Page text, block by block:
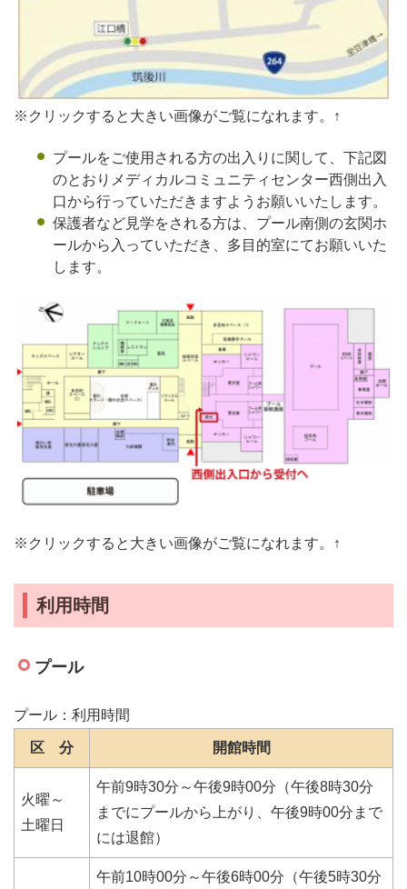
※クリックすると大きい画像がご覧になれます。↑
プールをご使用される方の出入りに関して、下記図
のとおりメディカルコミュニティセンター西側出入
口から行っていただきますようお願いいたします。
保護者など見学をされる方は、プール南側の玄関ホ
ールから入っていただき、多目的室にてお願いいた
します。
※クリックすると大きい画像がご覧になれます。↑
利用時間
プール
プール：利用時間
区 分 開館時間
火曜～
土曜日
午前9時30分～午後9時00分（午後8時30分
までにプールから上がり、午後9時00分まで
には退館）
午前10時00分～午後6時00分（午後5時30分